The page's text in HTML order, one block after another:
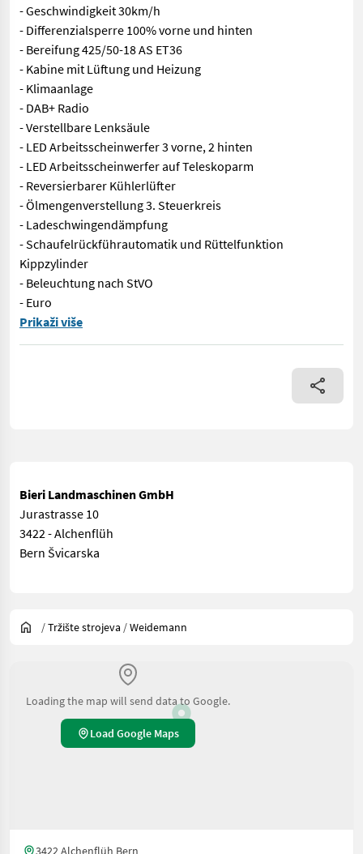
- Geschwindigkeit 30km/h
- Differenzialsperre 100% vorne und hinten
- Bereifung 425/50-18 AS ET36
- Kabine mit Lüftung und Heizung
- Klimaanlage
- DAB+ Radio
- Verstellbare Lenksäule
- LED Arbeitsscheinwerfer 3 vorne, 2 hinten
- LED Arbeitsscheinwerfer auf Teleskoparm
- Reversierbarer Kühlerlüfter
- Ölmengenverstellung 3. Steuerkreis
- Ladeschwingendämpfung
- Schaufelrückführautomatik und Rüttelfunktion
Kippzylinder
- Beleuchtung nach StVO
- Euro
- 4-Zylinder Dieselmotor 75 PS - Geschwindigkeit 30km/h -
Prikaži više
Bieri Landmaschinen GmbH
Jurastrasse 10
3422 - Alchenflüh
Bern Švicarska
/Tržište strojeva /Weidemann
Loading the map will send data to Google.
Load Google Maps
3422 Alchenflüh Bern